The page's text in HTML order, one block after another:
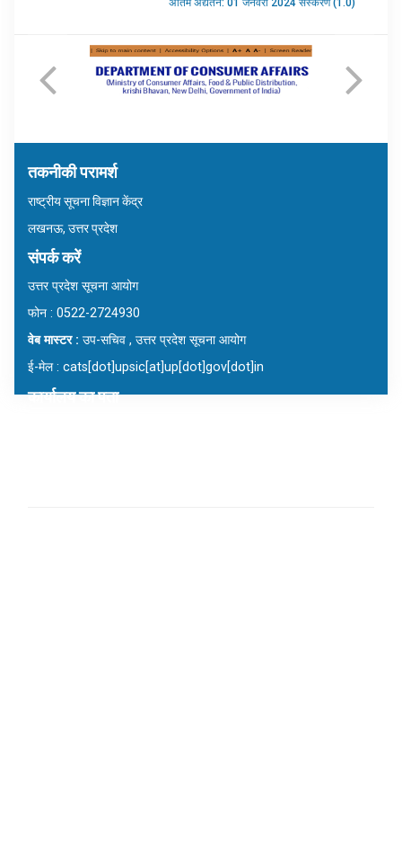
अंतिम अद्यतन: 01 जनवरी 2024 संस्करण (1.0)
तकनीकी परामर्श
राष्ट्रीय सूचना विज्ञान केंद्र
लखनऊ, उत्तर प्रदेश
संपर्क करें
उत्तर प्रदेश सूचना आयोग
फोन : 0522-2724930
वेब मास्टर : उप-सचिव , उत्तर प्रदेश सूचना आयोग
ई-मेल : cats[dot]upsic[at]up[dot]gov[dot]in
कार्यालय का पता